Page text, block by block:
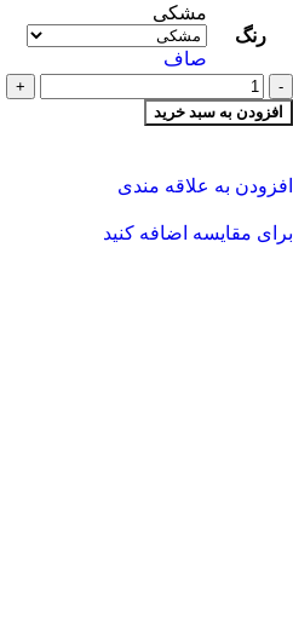
رنگ
مشکی
صاف
افزودن به سبد خرید
افزودن به علاقه مندی
برای مقایسه اضافه کنید